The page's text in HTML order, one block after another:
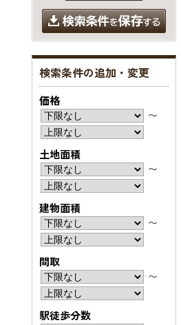
検索条件の追加・変更
価格
〜
土地面積
〜
建物面積
〜
間取
〜
駅徒歩分数